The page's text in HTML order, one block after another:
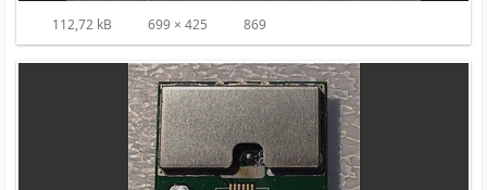
112,72 kB 699 × 425 869